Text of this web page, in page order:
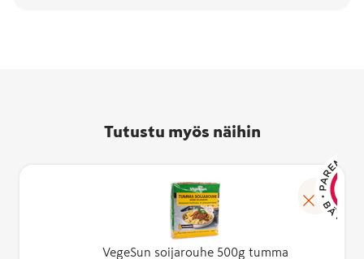
Tutustu myös näihin
VegeSun soijarouhe 500g tumma